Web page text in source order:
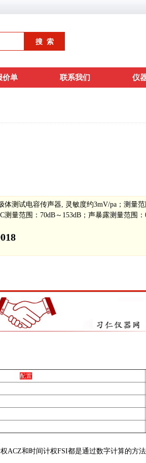
价单 联系我们 仪
体测试电容传声器, 灵敏度约3mV/pa；测量
量范围：70dB～153dB；声暴露测量范围：
配置
ACZ和时间计权FSI都是通过数字计算的方